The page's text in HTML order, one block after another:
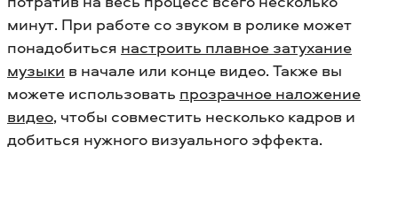
минут. При работе со звуком в ролике может
понадобиться настроить плавное затухание
музыки в начале или конце видео. Также вы
можете использовать прозрачное наложение
видео, чтобы совместить несколько кадров и
добиться нужного визуального эффекта.